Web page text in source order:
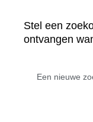
Stel een
ontvangen